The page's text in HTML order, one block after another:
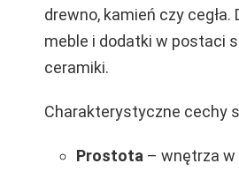
drewno, kamień czy
meble i dodatki w postaci
ceramiki.
Charakterystyczne cechy
Prostota – wnętrza